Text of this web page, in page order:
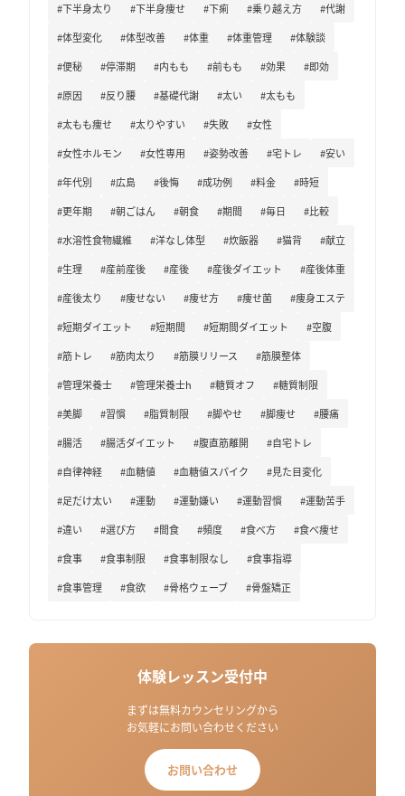
#下半身太り
#下半身痩せ #下痢 #乗り越え方
#代謝
#体型変化
#体型改善 #体重 #体重管理
#体験談
#便秘
#停滞期 #内もも #前もも #効果
#即効
#原因
#反り腰 #基礎代謝 #太い
#太もも
#太もも痩せ
#太りやすい #失敗
#女性
#女性ホルモン
#女性専用 #姿勢改善 #宅トレ
#安い
#年代別
#広島 #後悔 #成功例 #料金
#時短
#更年期
#朝ごはん #朝食 #期間 #毎日
#比較
#水溶性食物繊維
#洋なし体型 #炊飯器 #猫背
#献立
#生理
#産前産後 #産後 #産後ダイエット
#産後体重
#産後太り
#痩せない #痩せ方 #痩せ菌
#痩身エステ
#短期ダイエット
#短期間 #短期間ダイエット
#空腹
#筋トレ
#筋肉太り #筋膜リリース
#筋膜整体
#管理栄養士
#管理栄養士h #糖質オフ
#糖質制限
#美脚
#習慣 #脂質制限 #脚やせ #脚痩せ
#腰痛
#腸活
#腸活ダイエット #腹直筋離開
#自宅トレ
#自律神経
#血糖値 #血糖値スパイク
#見た目変化
#足だけ太い
#運動 #運動嫌い #運動習慣
#運動苦手
#違い
#選び方 #間食 #頻度 #食べ方
#食べ痩せ
#食事
#食事制限 #食事制限なし
#食事指導
#食事管理
#食欲 #骨格ウェーブ #骨盤矯正
体験レッスン受付中
まずは無料カウンセリングから
お気軽にお問い合わせください
お問い合わせ